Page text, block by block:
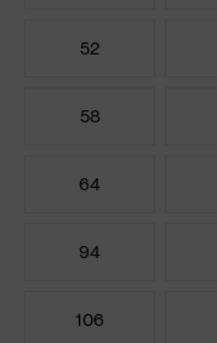
52
58
64
94
106